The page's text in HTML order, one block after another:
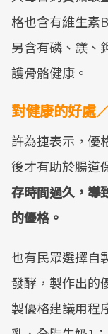
格也含有維生素
另含有磷、鎂、
護骨骼健康。
對健康的好處
許為捷表示，優
後才有助於腸道
存時間過久，導
的優格。
也有民眾選擇自
發酵，製作出的
製優格建議用程